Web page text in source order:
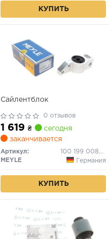
КУПИТЬ
Сайлентблок
0 отзывов
1 619 ₴
сегодня
заканчивается
Артикул:
100 199 0085/HD
MEYLE
Германия
КУПИТЬ